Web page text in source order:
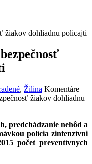
, Žilina Komentáre
žiakov dohliadnu
predchádzanie nehôd a
polícia zintenzívni
počet preventívnych